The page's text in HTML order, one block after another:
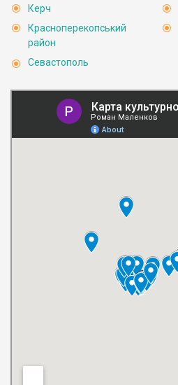
Керч
Красноперекопський
район
Севастополь